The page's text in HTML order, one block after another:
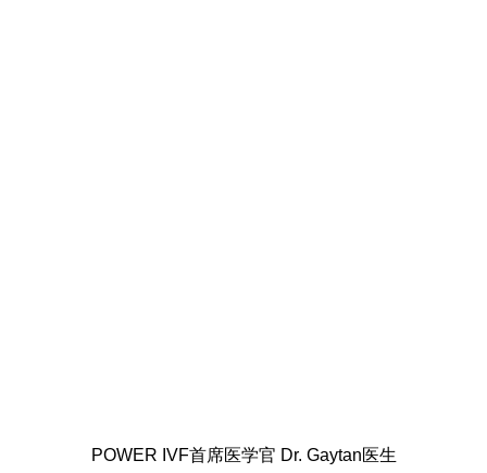
POWER IVF首席医学官 Dr. Gaytan医生